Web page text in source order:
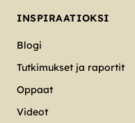
INSPIRAATIOKSI
Blogi
Tutkimukset ja raportit
Oppaat
Videot